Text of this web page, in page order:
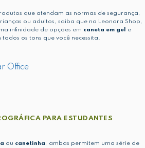
que atendam as normas de segurança,
ou adultos, saiba que na Leonora Shop,
infinidade de opções em caneta em gel
e
todos os tons que você necessita.
PARA ESTUDANTES
ou canetinha, ambas permitem uma série de